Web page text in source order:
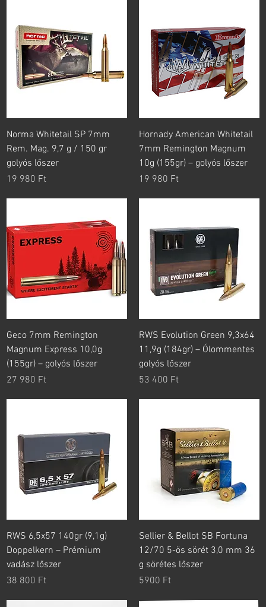
Norma Whitetail SP 7mm
Rem. Mag. 9,7 g / 150 gr
golyós lőszer
Ár
19 980 Ft
Hornady American Whitetail
7mm Remington Magnum
10g (155gr) – golyós lőszer
Ár
19 980 Ft
Geco 7mm Remington
Magnum Express 10,0g
(155gr) – golyós lőszer
Ár
27 980 Ft
RWS Evolution Green 9,3x64
11,9g (184gr) – Ólommentes
golyós lőszer
Ár
53 400 Ft
RWS 6,5x57 140gr (9,1g)
Doppelkern – Prémium
vadász lőszer
Ár
38 800 Ft
Sellier & Bellot SB Fortuna
12/70 5-ös sörét 3,0 mm 36
g sörétes lőszer
Ár
5900 Ft